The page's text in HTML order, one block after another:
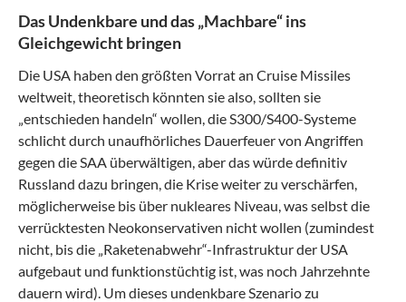
Das Undenkbare und das „Machbare“ ins
Gleichgewicht bringen
Die USA haben den größten Vorrat an Cruise Missiles
weltweit, theoretisch könnten sie also, sollten sie
„entschieden handeln“ wollen, die S300/S400-Systeme
schlicht durch unaufhörliches Dauerfeuer von Angriffen
gegen die SAA überwältigen, aber das würde definitiv
Russland dazu bringen, die Krise weiter zu verschärfen,
möglicherweise bis über nukleares Niveau, was selbst die
verrücktesten Neokonservativen nicht wollen (zumindest
nicht, bis die „Raketenabwehr“-Infrastruktur der USA
aufgebaut und funktionstüchtig ist, was noch Jahrzehnte
dauern wird). Um dieses undenkbare Szenario zu